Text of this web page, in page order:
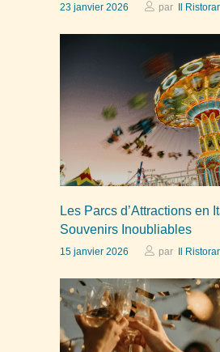
23 janvier 2026 par Il
Les Parcs d’Attractions en
Souvenirs Inoubliables
15 janvier 2026 par Il